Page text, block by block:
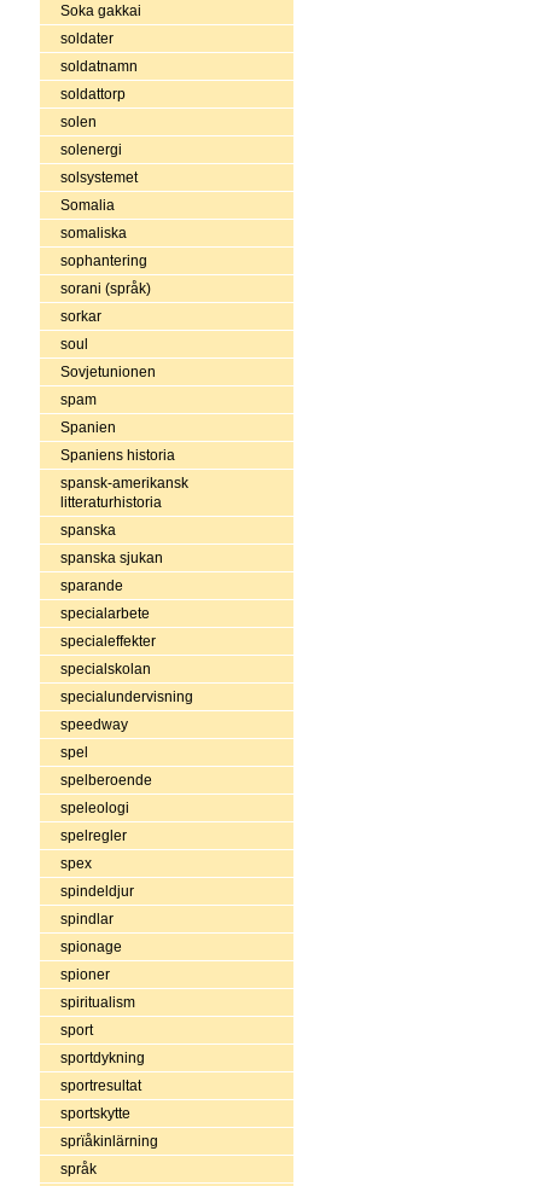
Soka gakkai
soldater
soldatnamn
soldattorp
solen
solenergi
solsystemet
Somalia
somaliska
sophantering
sorani (språk)
sorkar
soul
Sovjetunionen
spam
Spanien
Spaniens historia
spansk-amerikansk
litteraturhistoria
spanska
spanska sjukan
sparande
specialarbete
specialeffekter
specialskolan
specialundervisning
speedway
spel
spelberoende
speleologi
spelregler
spex
spindeldjur
spindlar
spionage
spioner
spiritualism
sport
sportdykning
sportresultat
sportskytte
sprïåkinlärning
språk